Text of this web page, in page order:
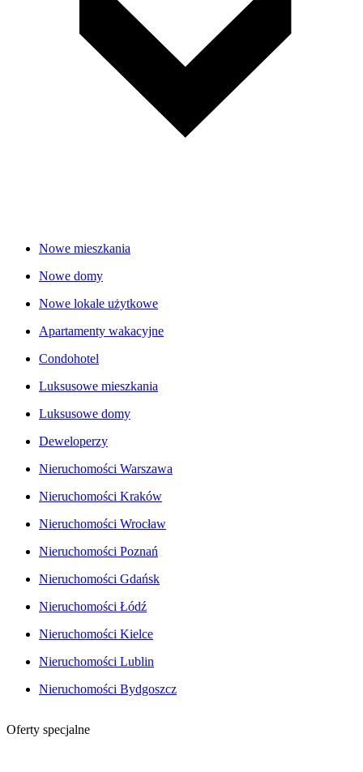
Nowe mieszkania
Nowe domy
Nowe lokale użytkowe
Apartamenty wakacyjne
Condohotel
Luksusowe mieszkania
Luksusowe domy
Deweloperzy
Nieruchomości Warszawa
Nieruchomości Kraków
Nieruchomości Wrocław
Nieruchomości Poznań
Nieruchomości Gdańsk
Nieruchomości Łódź
Nieruchomości Kielce
Nieruchomości Lublin
Nieruchomości Bydgoszcz
Oferty specjalne